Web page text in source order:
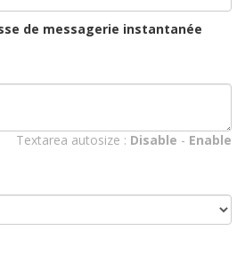
de messagerie instantanée
Textarea autosize : Disable - Enable